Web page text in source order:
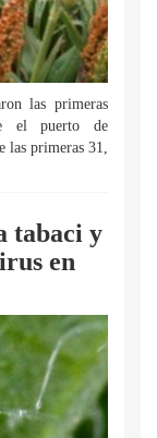
las primeras
el puerto de
las primeras 31,
tabaci y
en